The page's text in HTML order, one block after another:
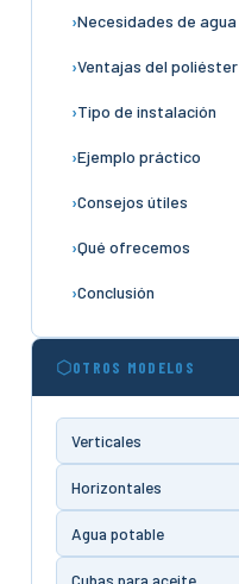
Necesidades de agua
Ventajas del poliéster
Tipo de instalación
Ejemplo práctico
Consejos útiles
Qué ofrecemos
Conclusión
OTROS MODELOS
Verticales
Horizontales
Agua potable
Cubas para aceite